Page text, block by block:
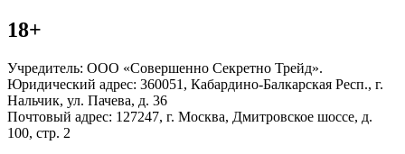
18+
Учредитель: ООО «Совершенно Секретно Трейд».
Юридический адрес: 360051, Кабардино-Балкарская Респ., г.
Нальчик, ул. Пачева, д. 36
Почтовый адрес: 127247, г. Москва, Дмитровское шоссе, д.
100, стр. 2